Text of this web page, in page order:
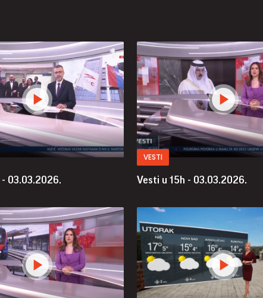
- 03.03.2026.
VESTI
Vesti u 15h - 03.03.2026.